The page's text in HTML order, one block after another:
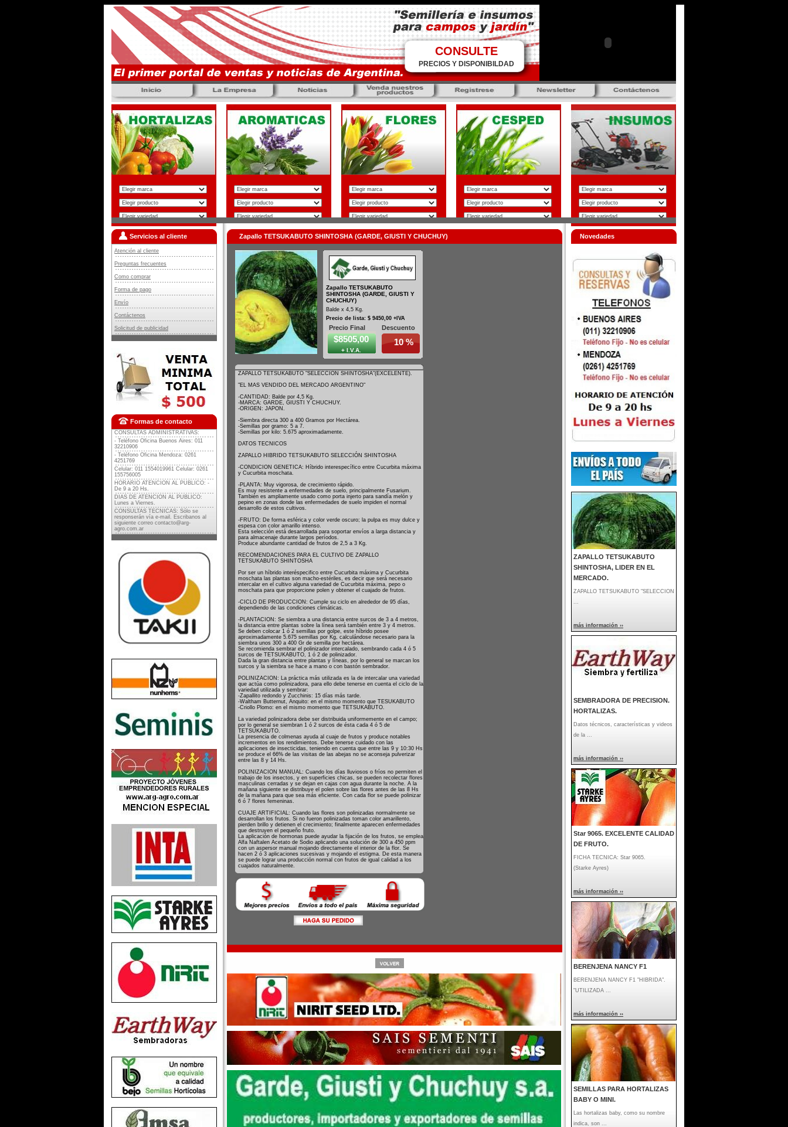
CONSULTE
PRECIOS Y DISPONIBILDAD
Servicios al cliente
Atención al cliente
Preguntas frecuentes
Como comprar
Forma de pago
Envío
Contáctenos
Solicitud de publicidad
Formas de contacto
CONSULTAS ADMINISTRATIVAS:
- Teléfono Oficina Buenos Aires: 011
32210906
- Teléfono Oficina Mendoza: 0261
4251769
Celular: 011 1554019961 Celular: 0261
155756005
HORARIO ATENCION AL PUBLICO: -
De 9 a 20 Hs.
DIAS DE ATENCION AL PUBLICO:
Lunes a Viernes.
CONSULTAS TECNICAS: Sólo se
responserán vía e-mail. Escribanos al
siguiente correo contacto@arg-
agro.com.ar
Zapallo TETSUKABUTO SHINTOSHA (GARDE, GIUSTI Y CHUCHUY)
Zapallo TETSUKABUTO
SHINTOSHA (GARDE, GIUSTI Y
CHUCHUY)
Balde x 4,5 Kg.
Precio de lista: $ 9450,00 +IVA
Precio Final
$8505,00
+ I.V.A.
Descuento
10 %
ZAPALLO TETSUKABUTO "SELECCION SHINTOSHA"(EXCELENTE).
"EL MAS VENDIDO DEL MERCADO ARGENTINO"
-CANTIDAD: Balde por 4,5 Kg.
-MARCA: GARDE, GIUSTI Y CHUCHUY.
-ORIGEN: JAPON.
-Siembra directa 300 a 400 Gramos por Hectárea.
-Semillas por gramo: 5 a 7.
-Semillas por kilo: 5.675 aproximadamente.
DATOS TECNICOS
ZAPALLO HIBRIDO TETSUKABUTO SELECCIÓN SHINTOSHA
-CONDICION GENETICA: Híbrido interespecífico entre Cucurbita máxima
y Cucurbita moschata.
-PLANTA: Muy vigorosa, de crecimiento rápido.
Es muy resistente a enfermedades de suelo, principalmente Fusarium.
También es ampliamente usado como porta injerto para sandía melón y
pepino en zonas donde las enfermedades de suelo impiden el normal
desarrollo de estos cultivos.
-FRUTO: De forma esférica y color verde oscuro; la pulpa es muy dulce y
espesa con color amarillo intenso.
Esta selección está desarrollada para soportar envíos a larga distancia y
para almacenaje durante largos períodos.
Produce abundante cantidad de frutos de 2,5 a 3 Kg.
RECOMENDACIONES PARA EL CULTIVO DE ZAPALLO
TETSUKABUTO SHINTOSHA
Por ser un híbrido interéspecifico entre Cucurbita máxima y Cucurbita
moschata las plantas son macho-estériles, es decir que será necesario
intercalar en el cultivo alguna variedad de Cucurbita máxima, pepo o
moschata para que proporcione polen y obtener el cuajado de frutos.
-CICLO DE PRODUCCION: Cumple su ciclo en alrededor de 95 días,
dependiendo de las condiciones climáticas.
-PLANTACION: Se siembra a una distancia entre surcos de 3 a 4 metros,
la distancia entre plantas sobre la línea será también entre 3 y 4 metros.
Se deben colocar 1 ó 2 semillas por golpe, este híbrido posee
aproximadamente 5.675 semillas por Kg, calculándose necesario para la
siembra unos 300 a 400 Gr de semilla por hectárea.
Se recomienda sembrar el polinizador intercalado, sembrando cada 4 ó 5
surcos de TETSUKABUTO, 1 ó 2 de polinizador.
Dada la gran distancia entre plantas y líneas, por lo general se marcan los
surcos y la siembra se hace a mano o con bastón sembrador.
POLINIZACION: La práctica más utilizada es la de intercalar una variedad
que actúa como polinizadora, para ello debe tenerse en cuenta el ciclo de la
variedad utilizada y sembrar:
-Zapallito redondo y Zucchinis: 15 días más tarde.
-Waltham Butternut, Anquito: en el mismo momento que TESUKABUTO
-Criollo Plomo: en el mismo momento que TETSUKABUTO.
La variedad polinizadora debe ser distribuida uniformemente en el campo;
por lo general se siembran 1 ó 2 surcos de ésta cada 4 ó 5 de
TETSUKABUTO.
La presencia de colmenas ayuda al cuaje de frutos y produce notables
incrementos en los rendimientos. Debe tenerse cuidado con las
aplicaciones de insecticidas, teniendo en cuenta que entre las 9 y 10:30 Hs
se produce el 66% de las visitas de las abejas no se aconseja pulverizar
entre las 8 y 14 Hs.
POLINIZACION MANUAL: Cuando los días lluviosos o fríos no permiten el
trabajo de los insectos, y en superficies chicas, se pueden recolectar flores
masculinas cerradas y se dejan en cajas con agua durante la noche. A la
mañana siguiente se distribuye el polen sobre las flores antes de las 8 Hs
de la mañana para que sea más eficiente. Con cada flor se puede polinizar
6 ó 7 flores femeninas.
CUAJE ARTIFICIAL: Cuando las flores son polinizadas normalmente se
desarrollan los frutos. Si no fueron polinizadas toman color amarillento,
pierden brillo y detienen el crecimiento; finalmente aparecen enfermedades
que destruyen el pequeño fruto.
La aplicación de hormonas puede ayudar la fijación de los frutos, se emplea
Alfa Naftalen Acetato de Sodio aplicando una solución de 300 a 450 ppm
con un aspersor manual mojando directamente el interior de la flor. Se
hacen 2 ó 3 aplicaciones sucesivas y mojando el estigma. De esta manera
se puede lograr una producción normal con frutos de igual calidad a los
cuajados naturalmente.
Novedades
ZAPALLO TETSUKABUTO
SHINTOSHA, LIDER EN EL
MERCADO.
ZAPALLO TETSUKABUTO "SELECCION
más información ››
SEMBRADORA DE PRECISION.
HORTALIZAS.
Datos técnicos, características y videos
de la ...
más información ››
Star 9065. EXCELENTE CALIDAD
DE FRUTO.
FICHA TECNICA: Star 9065.
(Starke Ayres)
más información ››
BERENJENA NANCY F1
BERENJENA NANCY F1 "HIBRIDA".
"UTILIZADA ...
más información ››
SEMILLAS PARA HORTALIZAS
BABY O MINI.
Las hortalizas baby, como su nombre
indica, son ...